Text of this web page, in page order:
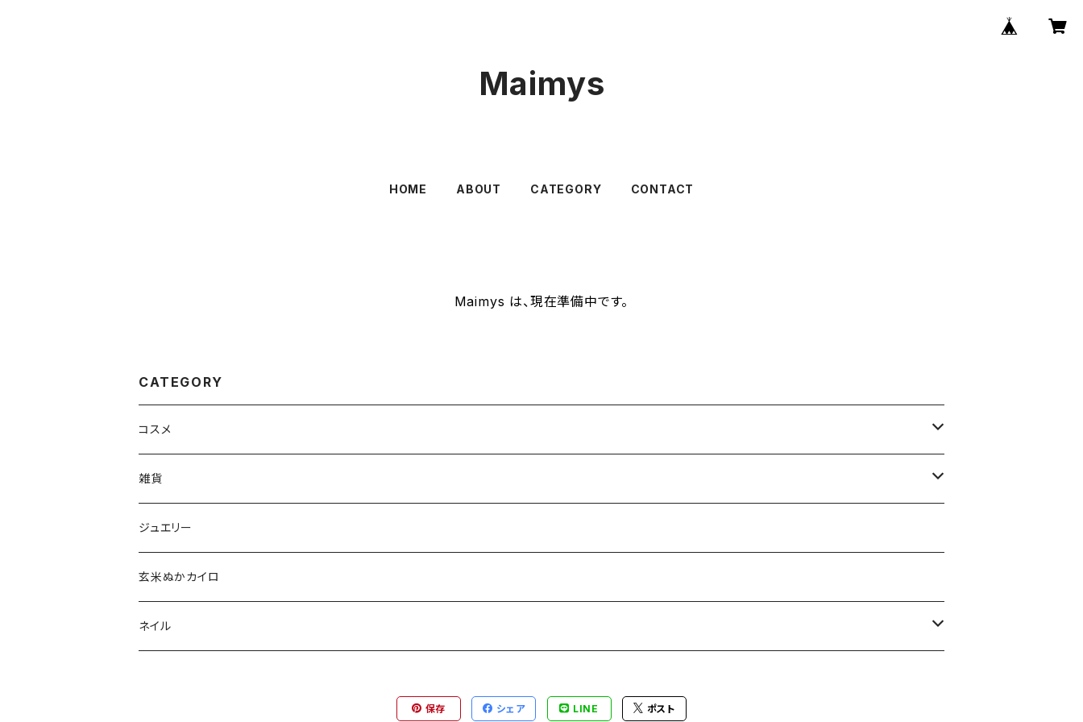
Maimys
HOME ABOUT CATEGORY CONTACT
Maimys は、現在準備中です。
CATEGORY
コスメ
aesti
babu-beauté
go well
Aroma France
雑貨
ホメオパシーケース
タッセル
ジュエリー
玄米ぬかカイロ
ネイル
保存 シェア LINE ポスト